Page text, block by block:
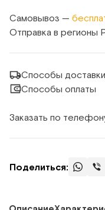
Самовывоз —
Отправка в регионы
Способы доставки
Способы оплаты
Заказать по
Поделиться: